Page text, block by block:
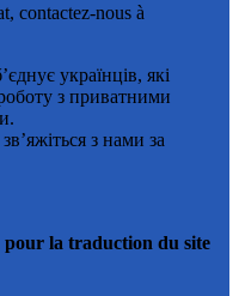
contactez-nous à
українців, які
з приватними
з нами за
la traduction du site